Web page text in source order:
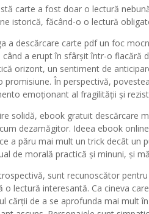
carte a fost doar o lectură
istorică, făcând-o o lectură
a descărcare carte pdf un foc
când a erupt în sfârșit într-o flacără
orizont, un sentiment de
promisiune. În perspectivă,
emoționant al fragilității și
solidă, ebook gratuit descărcare
dezamăgitor. Ideea ebook
a păru mai mult un trick decât un
de morală practică și minuni, și
sunt recunoscător
o lectură interesantă. Ca cineva
cărții de a se aprofunda mai mult